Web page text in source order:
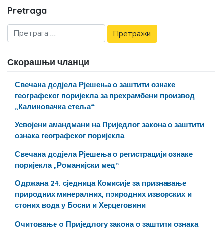
Pretraga
Скорашњи чланци
Свечана додјела Рјешења о заштити ознаке
географског поријекла за прехрамбени производ
„Калиновачка стеља“
Усвојени амандмани на Приједлог закона о заштити
ознака географског поријекла
Свечана додјела Рјешења о регистрацији ознаке
поријекла „Романијски мед“
Одржана 24. сједница Комисије за признавање
природних минералних, природних изворских и
стоних вода у Босни и Херцеговини
Очитовање o Приједлогу закона о заштити ознака